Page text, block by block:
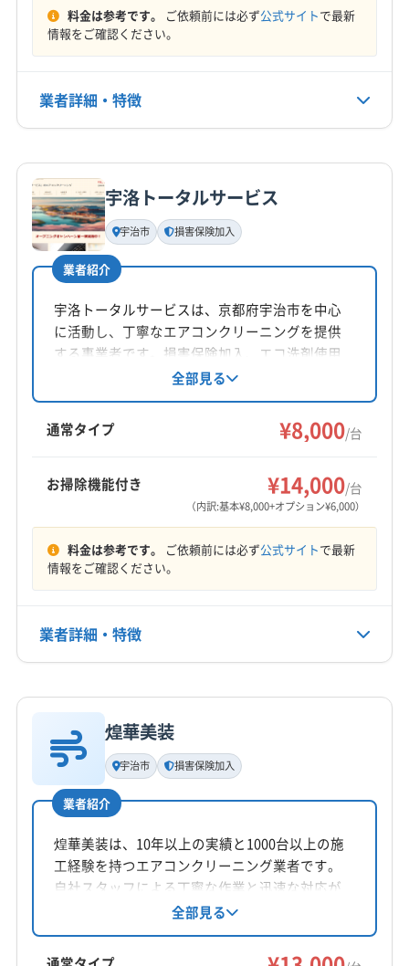
料金は参考です。 ご依頼前には必ず公式サイトで最新
情報をご確認ください。
業者詳細・特徴
基本情報
代表者名
磯野敦雄
所在地
京都府宇治市六地蔵奈良町67-1 クラッシィハウス京都
六地蔵A227
京都市下京区
京都市山科区
八幡市
木津川市
乙訓郡大山崎町
久世郡久御山町
相楽郡笠置町
相楽郡精華町
相楽郡南山城村
相楽郡和束町
(大阪府) 高槻市
(大阪府) 枚方市
もっと見る
営業時間
平日9:00〜18:00 土祝日9:00〜17:00 第一日曜日9:00〜
17:00
不明
090-3945-4670
公式HP
公式サイトを見る
宇洛トータルサービス
宇治市 損害保険加入
業者紹介
宇洛トータルサービスは、京都府宇治市を中心
に活動し、丁寧なエアコンクリーニングを提供
する事業者です。損害保険加入、エコ洗剤使用
で安心安全。土日祝日も対応可能で、防カビ・
抗菌コーティングも実施。家庭用エアコンに対
応し、1名で作業するため柔軟な対応が可能で
す。
全部見る
通常タイプ ¥8,000/台
お掃除機能付き ¥14,000/台
（内訳:基本¥8,000+オプション¥6,000）
料金は参考です。 ご依頼前には必ず公式サイトで最新
情報をご確認ください。
業者詳細・特徴
基本情報
代表者名
所在地
京都府宇治市
対応地域
京田辺市
京都市右京区
京都市下京区
京都市左京区
京都市山科区
京都市上京区
京都市中京区
煌華美装
宇治市 損害保険加入
業者紹介
煌華美装は、10年以上の実績と1000台以上の施
工経験を持つエアコンクリーニング業者です。
自社スタッフによる丁寧な作業と迅速な対応が
特徴。営業時間外の相談も可能で、損害保険に
加入済みです。伊地知鈴也氏が店長を務め、京
都府宇治市を中心に、近畿エリアに対応してい
全部見る